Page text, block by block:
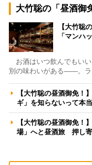
大竹聡の「昼酒御
【大竹聡
「マンハ
お酒はいつ飲んでもい
別の味わいがある――。ラ
【大竹聡の昼酒御免！
ギ」を知らないって
【大竹聡の昼酒御免！
場」へと昼酒旅 押し